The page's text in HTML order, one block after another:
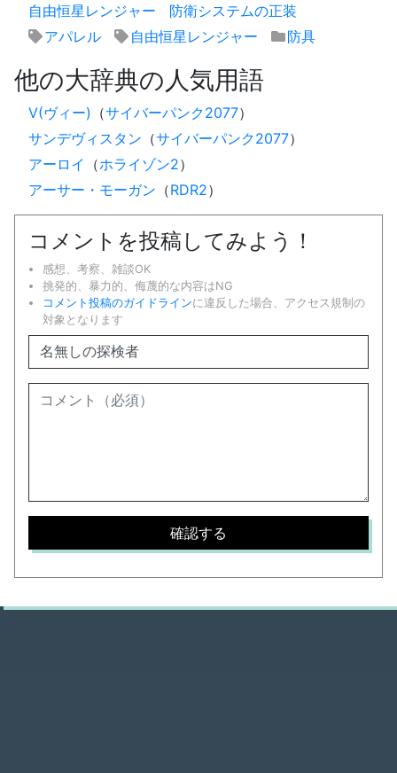
自由恒星レンジャー
防衛システムの正装
アパレル
自由恒星レンジャー 防具
他の大辞典の人気用語
V(ヴィー) （サイバーパンク2077）
サンデヴィスタン （サイバーパンク2077）
アーロイ
（ホライゾン2）
アーサー・モーガン （RDR2）
コメントを投稿してみよう！
感想、考察、雑談OK
挑発的、暴力的、侮蔑的な内容はNG
コメント投稿のガイドラインに違反した場合、アクセス規制の
対象となります